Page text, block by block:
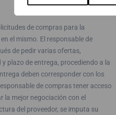
de compras para la
el mismo. El responsable de
de pedir varias ofertas,
plazo de entrega, procediendo a la
deben corresponder con los
de compras tener acceso
la mejor negociación con el
del proveedor, se imputa su